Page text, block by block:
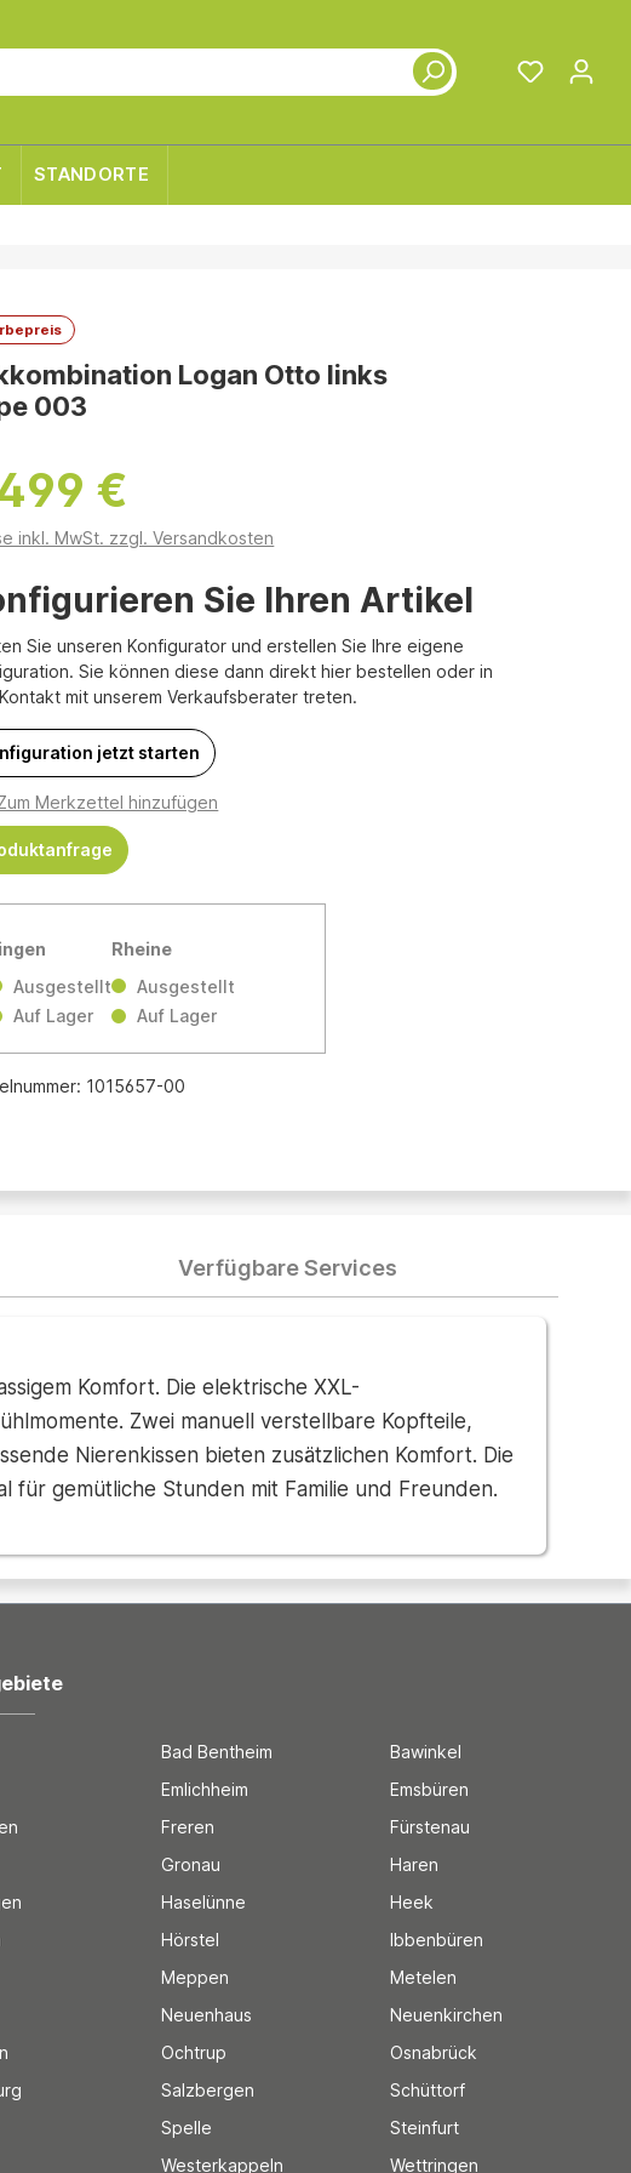
STANDORTE
Logan Otto links
003
€
inkl. MwSt. zzgl. Versandkosten
Sie Ihren Artikel
Sie unseren Konfigurator und erstellen Sie Ihre eigene
Sie können diese dann direkt hier bestellen oder in
mit unserem Verkaufsberater treten.
jetzt starten
Merkzettel hinzufügen
Ausgestellt
Auf Lager
Rheine
Ausgestellt
Auf Lager
1015657-00
Verfügbare Services
Komfort. Die elektrische XXL-
Zwei manuell verstellbare Kopfteile,
Nierenkissen bieten zusätzlichen Komfort. Die
gemütliche Stunden mit Familie und Freunden.
Bad Bentheim
Bawinkel
Emlichheim
Emsbüren
Freren
Fürstenau
Gronau
Haren
Haselünne
Heek
Hörstel
Ibbenbüren
Meppen
Metelen
Neuenhaus
Neuenkirchen
Ochtrup
Osnabrück
Salzbergen
Schüttorf
Spelle
Steinfurt
Westerkappeln
Wettringen